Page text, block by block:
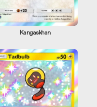
Kangaskhan